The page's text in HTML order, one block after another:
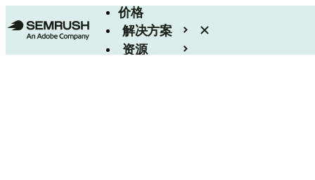
价格
解决方案
资源